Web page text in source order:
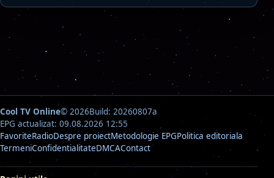
Cool TV Online© 2026Build: 20260807a
EPG actualizat: 09.08.2026 12:55
FavoriteRadioDespre proiectMetodologie EPGPolitica editoriala
TermeniConfidentialitateDMCAContact